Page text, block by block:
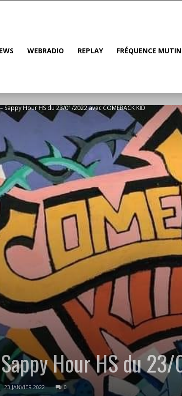
WEBRADIO REPLAY FRÉQUENCE
Sappy Hour HS du 23/01/2022 avec COMEBACK KID
Hour HS du 23/
23 JANVIER 2022 0